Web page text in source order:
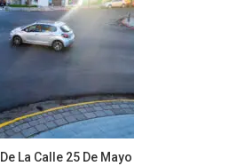
La Calle 25 De Mayo